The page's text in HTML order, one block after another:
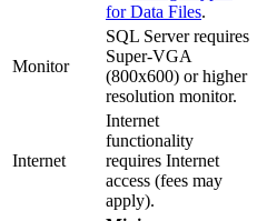
for Data Files.
Monitor
SQL Server requires
Super-VGA
(800x600) or higher
resolution monitor.
Internet
Internet
functionality
requires Internet
access (fees may
apply).